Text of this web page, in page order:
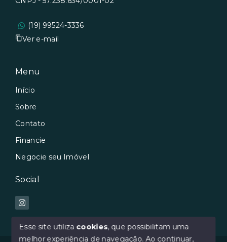
(19) 99524-3336
Ver e-mail
Menu
Início
Sobre
Contato
Financie
Negocie seu Imóvel
Social
Esse site utiliza cookies, que possibilitam uma
melhor experiência de navegação.Ao continuar,